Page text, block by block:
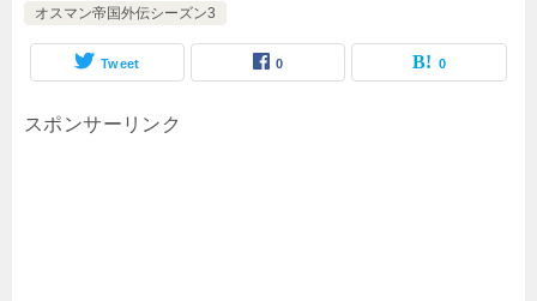
オスマン帝国外伝シーズン3
Tweet 0 0
スポンサーリンク